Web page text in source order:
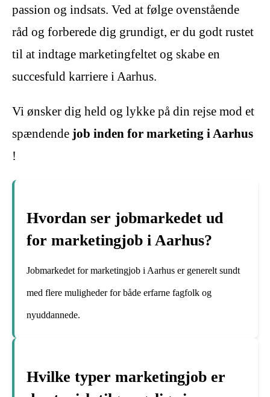
passion og indsats. Ved at følge ovenstående
råd og forberede dig grundigt, er du godt rustet
til at indtage marketingfeltet og skabe en
succesfuld karriere i Aarhus.
Vi ønsker dig held og lykke på din rejse mod et
spændende job inden for marketing i Aarhus
!
Hvordan ser jobmarkedet ud
for marketingjob i Aarhus?
Jobmarkedet for marketingjob i Aarhus er generelt sundt
med flere muligheder for både erfarne fagfolk og
nyuddannede.
Hvilke typer marketingjob er